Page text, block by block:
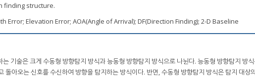
finding structure.
Error; Elevation Error; AOA(Angle of Arrival); DF(Direction Finding); 2-D Baseline
기술은 크게 수동형 방향탐지 방식과 능동형 방향탐지 방식으로 나뉜다. 능동형 방향탐지 방
돌아오는 신호를 수신하여 방향을 탐지하는 방식이다. 반면, 수동형 방향탐지 방식은 탐지 대상